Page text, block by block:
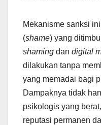
Mekanisme sanksi
(shame) yang
shaming dan digital
dilakukan tanpa
yang memadai bagi
Dampaknya tidak
psikologis yang
reputasi permanen